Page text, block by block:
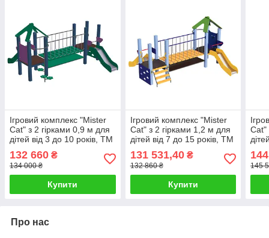
Ігровий комплекс "Mister
Cat" з 2 гірками 0,9 м для
дітей від 3 до 10 років, ТМ
132 660 ₴
134 000 ₴
Купити
Ігровий комплекс "Mister
Cat" з 2 гірками 1,2 м для
дітей від 7 до 15 років, ТМ
131 531,40₴
132 860 ₴
Купити
Cat"
145
Про нас